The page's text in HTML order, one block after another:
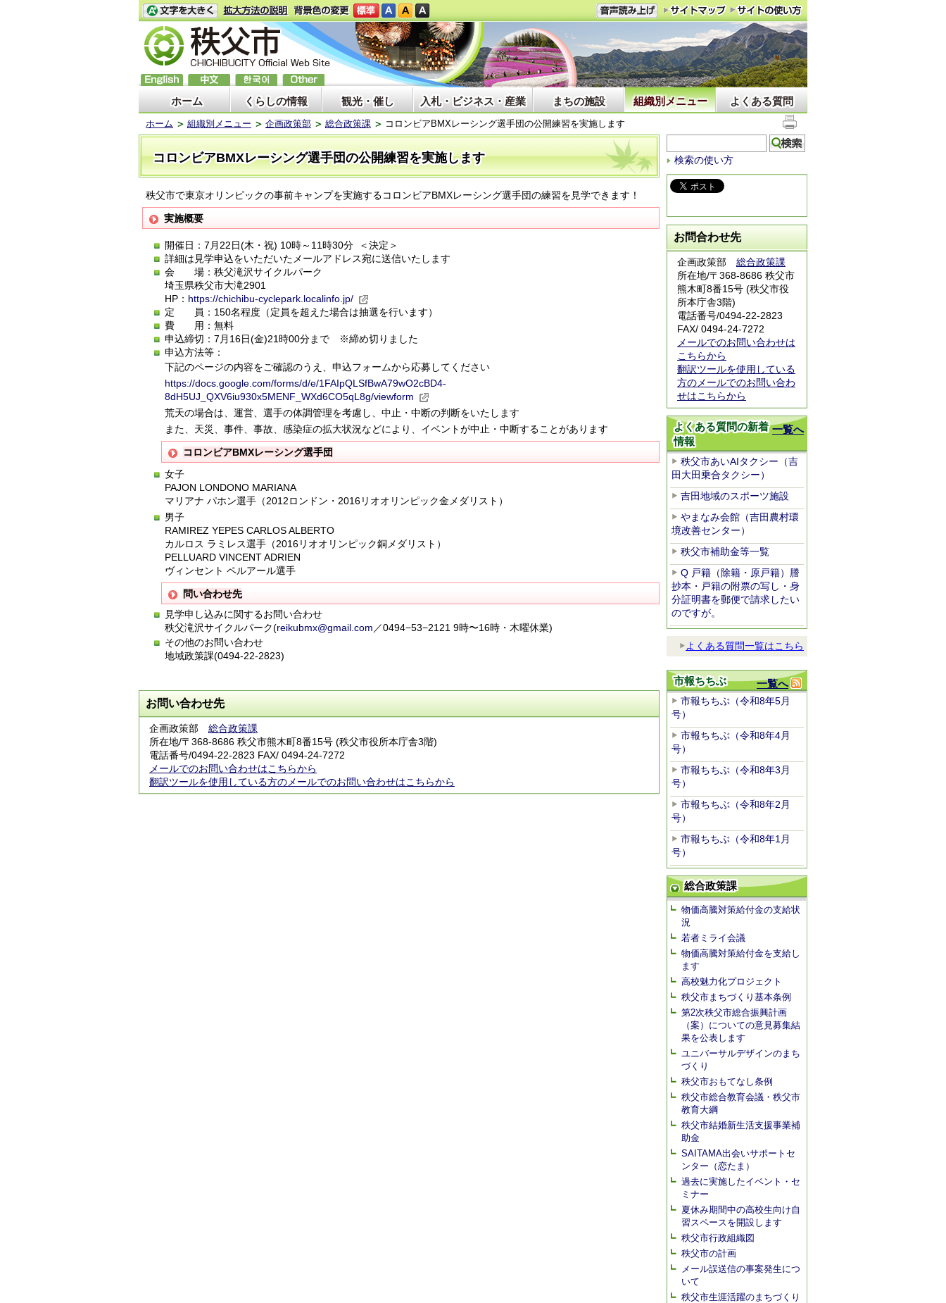
ホーム くらしの情報 観光・催し 入札・ビジネス・産業 まちの施設 組織別メニュー よくある質問
ホーム 組織別メニュー 企画政策部 総合政策課 コロンビアBMXレーシング選手団の公開練習を実施します
コロンビアBMXレーシング選手団の公開練習を実施します
秩父市で東京オリンピックの事前キャンプを実施するコロンビアBMXレーシング選手団の練習を見学できます！
実施概要
開催日：7月22日(木・祝) 10時～11時30分 ＜決定＞
詳細は見学申込をいただいたメールアドレス宛に送信いたします
会 場：秩父滝沢サイクルパーク
埼玉県秩父市大滝2901
HP： https://chichibu-cyclepark.localinfo.jp/
定 員：150名程度（定員を超えた場合は抽選を行います）
費 用：無料
申込締切：7月16日(金)21時00分まで ※締め切りました
申込方法等：
下記のページの内容をご確認のうえ、申込フォームから応募してください
https://docs.google.com/forms/d/e/1FAIpQLSfBwA79wO2cBD4-
8dH5UJ_QXV6iu930x5MENF_WXd6CO5qL8g/viewform
荒天の場合は、運営、選手の体調管理を考慮し、中止・中断の判断をいたします
また、天災、事件、事故、感染症の拡大状況などにより、イベントが中止・中断することがあります
コロンビアBMXレーシング選手団
女子
PAJON LONDONO MARIANA
マリアナ パホン選手（2012ロンドン・2016リオオリンピック金メダリスト）
男子
RAMIREZ YEPES CARLOS ALBERTO
カルロス ラミレス選手（2016リオオリンピック銅メダリスト）
PELLUARD VINCENT ADRIEN
ヴィンセント ペルアール選手
問い合わせ先
見学申し込みに関するお問い合わせ
秩父滝沢サイクルパーク(reikubmx@gmail.com ／0494−53−2121 9時〜16時・木曜休業)
その他のお問い合わせ
地域政策課(0494-22-2823)
お問い合わせ先
企画政策部 総合政策課
所在地/〒368-8686 秩父市熊木町8番15号 (秩父市役所本庁舎3階)
電話番号/0494-22-2823 FAX/ 0494-24-7272
メールでのお問い合わせはこちらから
翻訳ツールを使用している方のメールでのお問い合わせはこちらから
検索の使い方
お問合わせ先
企画政策部 総合政策課
所在地/〒368-8686 秩父市
熊木町8番15号 (秩父市役
所本庁舎3階)
電話番号/0494-22-2823
FAX/ 0494-24-7272
メールでのお問い合わせは
こちらから
翻訳ツールを使用している
方のメールでのお問い合わ
せはこちらから
一覧へ
よくある質問の新着
情報
秩父市あいAIタクシー（吉
田大田乗合タクシー）
吉田地域のスポーツ施設
やまなみ会館（吉田農村環
境改善センター）
秩父市補助金等一覧
Q 戸籍（除籍・原戸籍）謄
抄本・戸籍の附票の写し・身
分証明書を郵便で請求したい
のですが。
よくある質問一覧はこちら
一覧へ
市報ちちぶ
市報ちちぶ（令和8年5月
号）
市報ちちぶ（令和8年4月
号）
市報ちちぶ（令和8年3月
号）
市報ちちぶ（令和8年2月
号）
市報ちちぶ（令和8年1月
号）
総合政策課
物価高騰対策給付金の支給状
況
若者ミライ会議
物価高騰対策給付金を支給し
ます
高校魅力化プロジェクト
秩父市まちづくり基本条例
第2次秩父市総合振興計画
（案）についての意見募集結
果を公表します
ユニバーサルデザインのまち
づくり
秩父市おもてなし条例
秩父市総合教育会議・秩父市
教育大綱
秩父市結婚新生活支援事業補
助金
SAITAMA出会いサポートセ
ンター（恋たま）
過去に実施したイベント・セ
ミナー
夏休み期間中の高校生向け自
習スペースを開設します
秩父市行政組織図
秩父市の計画
メール誤送信の事案発生につ
いて
秩父市生涯活躍のまちづくり